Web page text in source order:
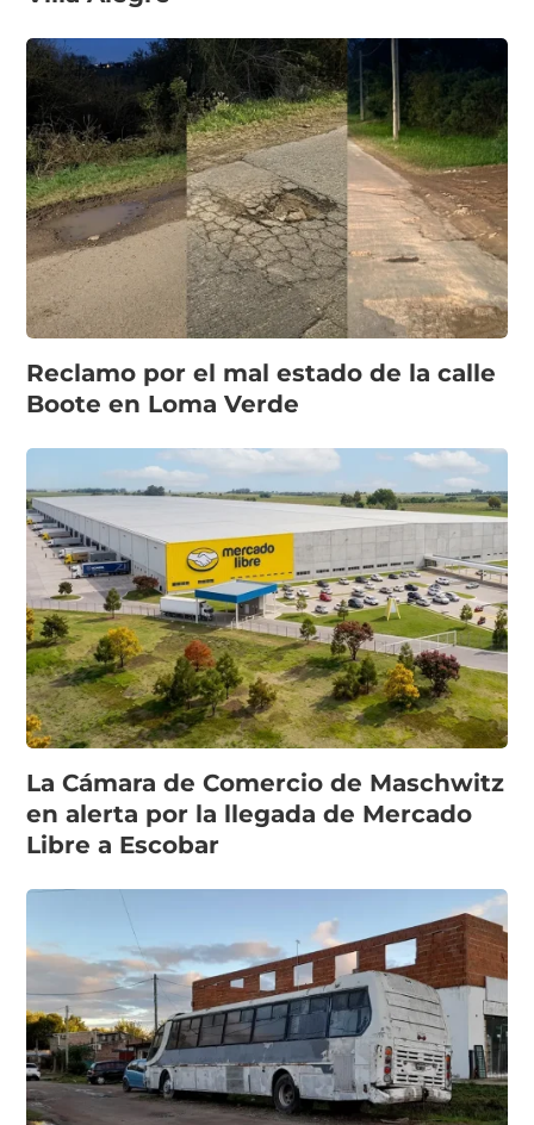
Reclamo por el mal estado de la calle
Boote en Loma Verde
La Cámara de Comercio de Maschwitz
en alerta por la llegada de Mercado
Libre a Escobar